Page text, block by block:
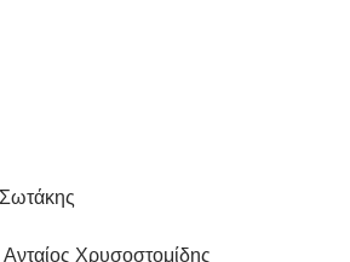
Ανταίος Χρυσοστομίδης